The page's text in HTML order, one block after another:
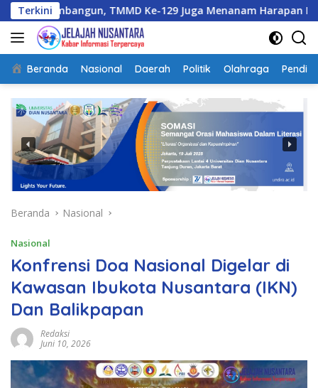
Langsung
ke
konten
Terkini
TMMD Ke-129 Juga Menanam Harapan Melalui
Beranda Nasional Daerah Politik Olahraga
Beranda Nasional
Nasional
Konfrensi Doa Nasional Digelar di
Kawasan Ibukota Nusantara (IKN)
Dan Balikpapan
Redaksi
Juni 10, 2026